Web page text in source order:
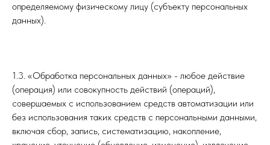
определяемому физическому лицу (субъекту персональных
данных).
1.3. «Обработка персональных данных» - любое действие
(операция) или совокупность действий (операций),
совершаемых с использованием средств автоматизации или
без использования таких средств с персональными данными,
включая сбор, запись, систематизацию, накопление,